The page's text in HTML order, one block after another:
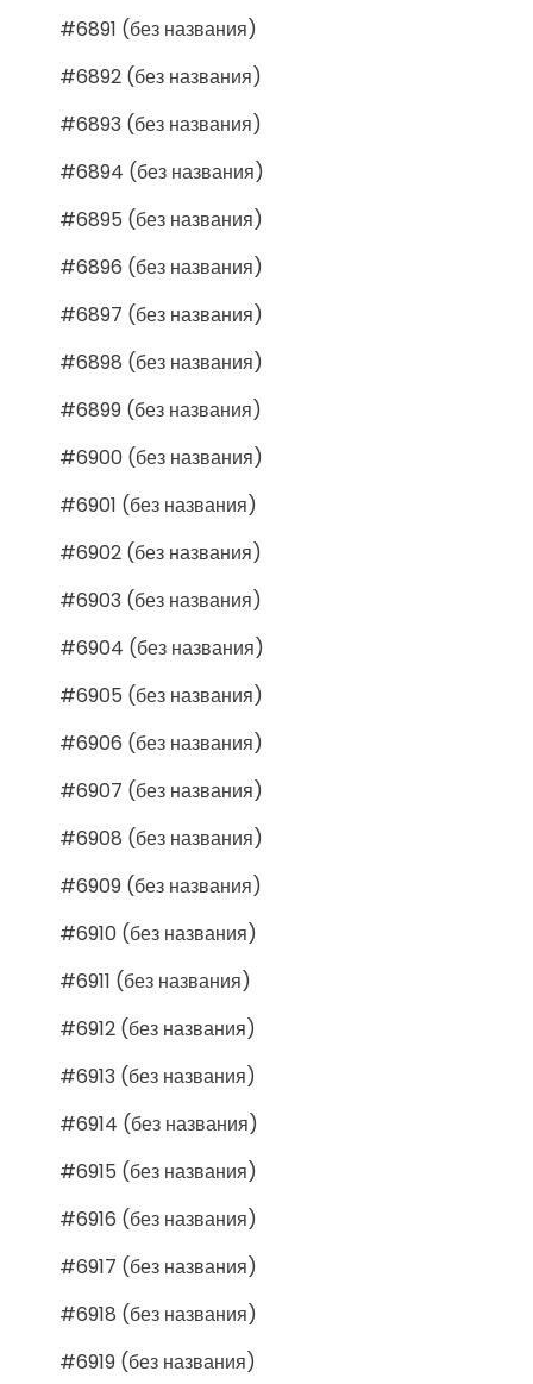
#6891 (без названия)
#6892 (без названия)
#6893 (без названия)
#6894 (без названия)
#6895 (без названия)
#6896 (без названия)
#6897 (без названия)
#6898 (без названия)
#6899 (без названия)
#6900 (без названия)
#6901 (без названия)
#6902 (без названия)
#6903 (без названия)
#6904 (без названия)
#6905 (без названия)
#6906 (без названия)
#6907 (без названия)
#6908 (без названия)
#6909 (без названия)
#6910 (без названия)
#6911 (без названия)
#6912 (без названия)
#6913 (без названия)
#6914 (без названия)
#6915 (без названия)
#6916 (без названия)
#6917 (без названия)
#6918 (без названия)
#6919 (без названия)